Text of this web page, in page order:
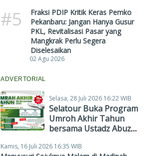
#5
Fraksi PDIP Kritik Keras Pemko
Pekanbaru: Jangan Hanya Gusur
PKL, Revitalisasi Pasar yang
Mangkrak Perlu Segera
Diselesaikan
02 Agu 2026
ADVERTORIAL
Selasa, 28 Juli 2026 16:22 WIB
Selatour Buka Program
Umroh Akhir Tahun
bersama Ustadz Abuz
Mulai Rp38,4 Juta
Kamis, 16 Juli 2026 16:35 WIB